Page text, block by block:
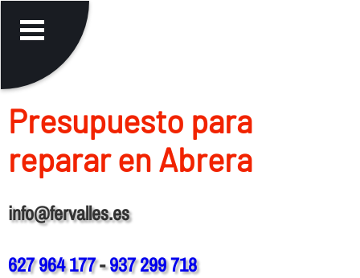
Presupuesto para
reparar en Abrera
info@fervalles.es
627 964 177-937 299 718